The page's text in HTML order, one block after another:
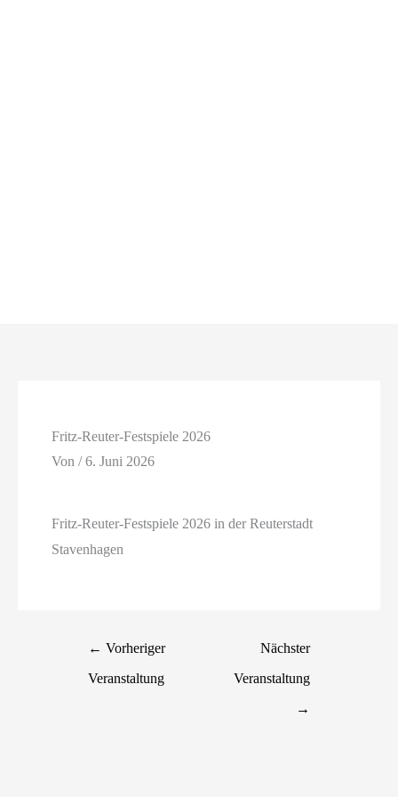
Fritz-Reuter-Festspiele 2026
Von/6. Juni 2026
Fritz-Reuter-Festspiele 2026 in der Reuterstadt
Stavenhagen
← Vorheriger
Veranstaltung
Nächster
Veranstaltung
→